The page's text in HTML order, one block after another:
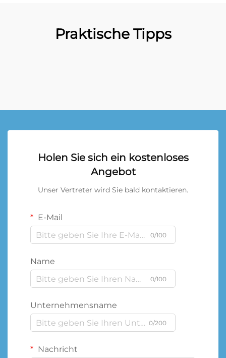
Praktische Tipps
Holen Sie sich ein kostenloses
Angebot
Unser Vertreter wird Sie bald kontaktieren.
E-Mail
0/100
Name
0/100
Unternehmensname
0/200
Nachricht